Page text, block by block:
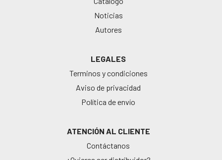
Noticias
Autores
LEGALES
Terminos y condiciones
Aviso de privacidad
Política de envío
ATENCIÓN AL CLIENTE
Contáctanos